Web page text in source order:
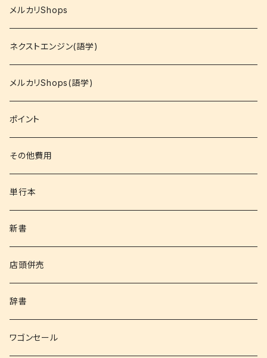
就活
資格
コミック
文庫
その他書籍
書籍以外
メルカリShops
ネクストエンジン(語学)
メルカリShops(語学)
ポイント
その他費用
単行本
新書
店頭併売
辞書
ワゴンセール